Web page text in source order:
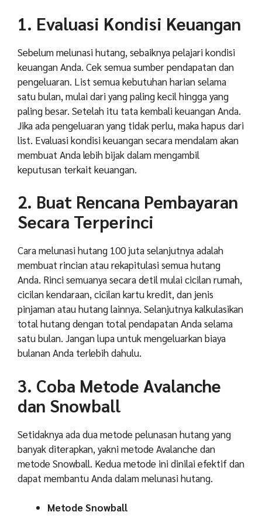
1. Evaluasi Kondisi Keuangan
Sebelum melunasi hutang, sebaiknya pelajari kondisi
keuangan Anda. Cek semua sumber pendapatan dan
pengeluaran. List semua kebutuhan harian selama
satu bulan, mulai dari yang paling kecil hingga yang
paling besar. Setelah itu tata kembali keuangan Anda.
Jika ada pengeluaran yang tidak perlu, maka hapus dari
list. Evaluasi kondisi keuangan secara mendalam akan
membuat Anda lebih bijak dalam mengambil
keputusan terkait keuangan.
2. Buat Rencana Pembayaran
Secara Terperinci
Cara melunasi hutang 100 juta selanjutnya adalah
membuat rincian atau rekapitulasi semua hutang
Anda. Rinci semuanya secara detil mulai cicilan rumah,
cicilan kendaraan, cicilan kartu kredit, dan jenis
pinjaman atau hutang lainnya. Selanjutnya kalkulasikan
total hutang dengan total pendapatan Anda selama
satu bulan. Jangan lupa untuk mengeluarkan biaya
bulanan Anda terlebih dahulu.
3. Coba Metode Avalanche
dan Snowball
Setidaknya ada dua metode pelunasan hutang yang
banyak diterapkan, yakni metode Avalanche dan
metode Snowball. Kedua metode ini dinilai efektif dan
dapat membantu Anda dalam melunasi hutang.
Metode Snowball